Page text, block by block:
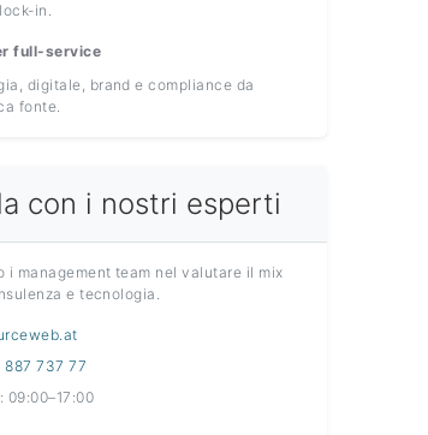
in.
full-service
digitale, brand e compliance da
fonte.
con i nostri esperti
i management team nel valutare il mix
e tecnologia.
737 77
09:00–17:00